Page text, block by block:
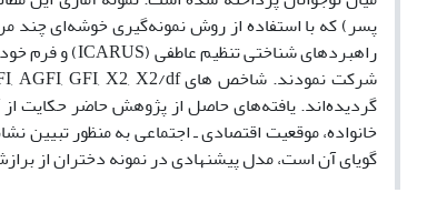
گردیده‌اند. یافته‌های حاصل از پژوهش حاضر حکایت از
خانواده، موقعیت اقتصادی ـ اجتماعی به منظور تبیین
گویای آن است، مدل پیشنهادی در نمونه دختران از